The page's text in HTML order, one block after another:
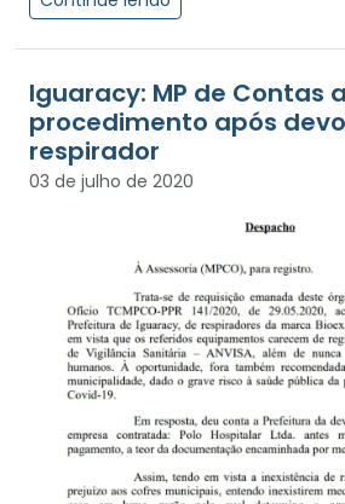
Iguaracy: MP de Contas
procedimento após
respirador
03 de julho de 2020